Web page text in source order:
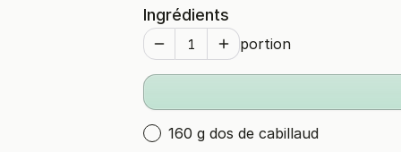
Ingrédients
portion
160 g dos de cabillaud